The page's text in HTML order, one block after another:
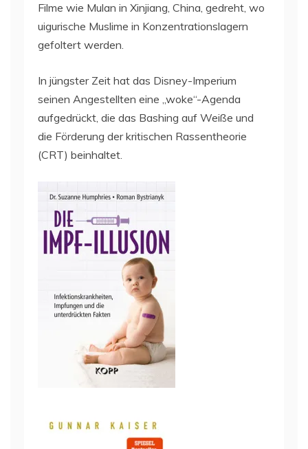
Filme wie Mulan in Xinjiang, China, gedreht, wo
uigurische Muslime in Konzentrationslagern
gefoltert werden.
In jüngster Zeit hat das Disney-Imperium
seinen Angestellten eine „woke“-Agenda
aufgedrückt, die das Bashing auf Weiße und
die Förderung der kritischen Rassentheorie
(CRT) beinhaltet.